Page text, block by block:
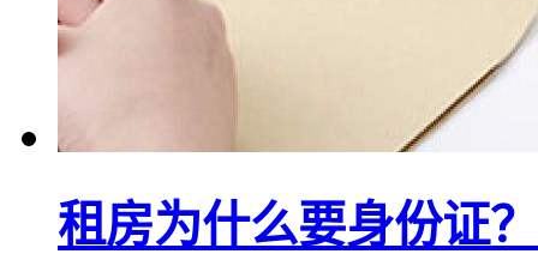
租房为什么要身份证